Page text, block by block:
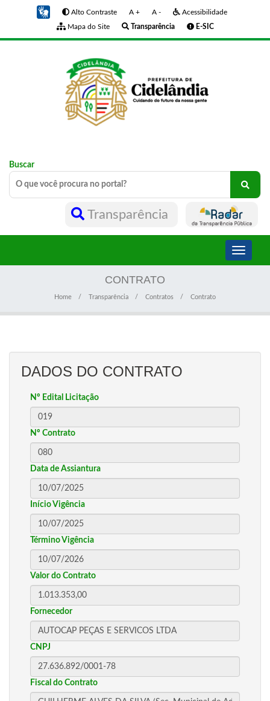
Alto Contraste A + A -
Acessibilidade
Mapa do Site
Transparência E-SIC
Buscar
Transparência
Toggle
CONTRATO
Home Transparência Contratos Contrato
DADOS DO CONTRATO
Nº Edital Licitação
Nº Contrato
Data de Assiantura
Início Vigência
Término Vigência
Valor do Contrato
Fornecedor
CNPJ
Fiscal do Contrato